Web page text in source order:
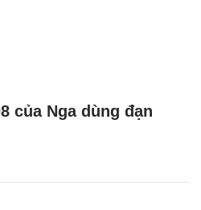
của Nga dùng đạn